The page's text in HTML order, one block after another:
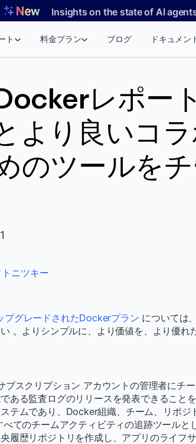
Insights on the state of AI
ト 料金プラン ブログ ドキュメン
レポー
より良いコ
のツールを
ニツキー
プグレードされたDockerプラン については
。よりシンプルに、より価値を、より優れ
スクリプション アカウントの管理者にチ
ある監査ログのリリースを発表できること
テムであり、Docker組織、チーム、リポジ
てのチームアクティビティの追跡ツールと
履歴リポジトリを作成し、アプリのライフ